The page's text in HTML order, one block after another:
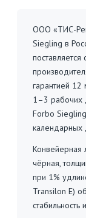
ООО «ТИС-
Siegling в
гарантией 12
1–3 рабочих
Forbo
календарных
Конвейерная
чёрная,
при 1%
Transilon E)
стабильность